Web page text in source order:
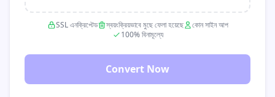
SSL এনক্রিপ্টেড স্বয়ংক্রিয়ভাবে মুছে ফেলা হয়েছে
কোন সাইন আপ
100% বিনামূল্যে
Convert Now